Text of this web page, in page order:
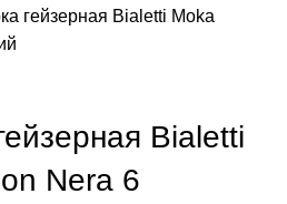
гейзерная Bialetti Moka
Bialetti
Nera 6